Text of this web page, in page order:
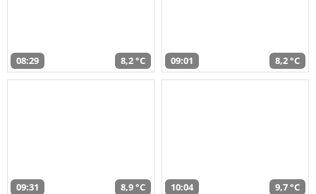
08:29 8,2 °C 09:01 8,2 °C
09:31 8,9 °C 10:04 9,7 °C